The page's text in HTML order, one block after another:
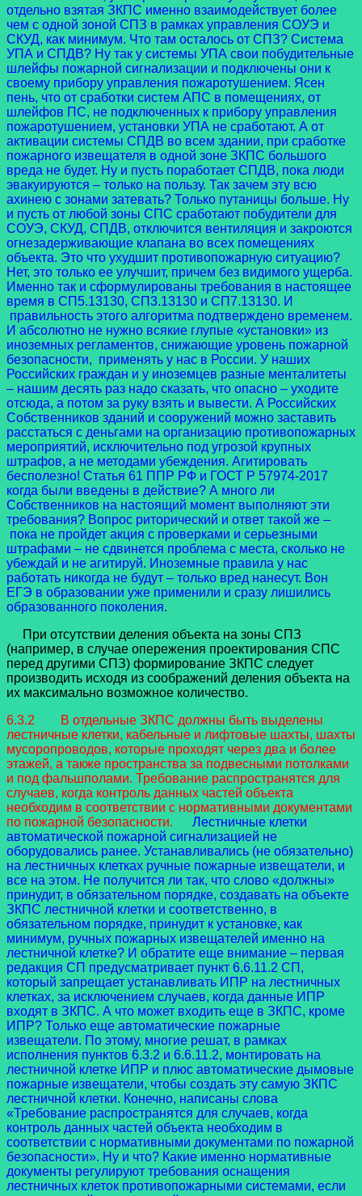
отдельно взятая ЗКПС именно взаимодействует более
чем с одной зоной СПЗ в рамках управления СОУЭ и
СКУД, как минимум. Что там осталось от СПЗ? Система
УПА и СПДВ? Ну так у системы УПА свои побудительные
шлейфы пожарной сигнализации и подключены они к
своему прибору управления пожаротушением. Ясен
пень, что от сработки систем АПС в помещениях, от
шлейфов ПС, не подключенных к прибору управления
пожаротушением, установки УПА не сработают. А от
активации системы СПДВ во всем здании, при сработке
пожарного извещателя в одной зоне ЗКПС большого
вреда не будет. Ну и пусть поработает СПДВ, пока люди
эвакуируются – только на пользу. Так зачем эту всю
ахинею с зонами затевать? Только путаницы больше. Ну
и пусть от любой зоны СПС сработают побудители для
СОУЭ, СКУД, СПДВ, отключится вентиляция и закроются
огнезадерживающие клапана во всех помещениях
объекта. Это что ухудшит противопожарную ситуацию?
Нет, это только ее улучшит, причем без видимого ущерба.
Именно так и сформулированы требования в настоящее
время в СП5.13130, СП3.13130 и СП7.13130. И
правильность этого алгоритма подтверждено временем.
И абсолютно не нужно всякие глупые «установки» из
иноземных регламентов, снижающие уровень пожарной
безопасности, применять у нас в России. У наших
Российских граждан и у иноземцев разные менталитеты
– нашим десять раз надо сказать, что опасно – уходите
отсюда, а потом за руку взять и вывести. А Российских
Собственников зданий и сооружений можно заставить
расстаться с деньгами на организацию противопожарных
мероприятий, исключительно под угрозой крупных
штрафов, а не методами убеждения. Агитировать
бесполезно! Статья 61 ППР РФ и ГОСТ Р 57974-2017
когда были введены в действие? А много ли
Собственников на настоящий момент выполняют эти
требования? Вопрос риторический и ответ такой же –
пока не пройдет акция с проверками и серьезными
штрафами – не сдвинется проблема с места, сколько не
убеждай и не агитируй. Иноземные правила у нас
работать никогда не будут – только вред нанесут. Вон
ЕГЭ в образовании уже применили и сразу лишились
образованного поколения.
При отсутствии деления объекта на зоны СПЗ
(например, в случае опережения проектирования СПС
перед другими СПЗ) формирование ЗКПС следует
производить исходя из соображений деления объекта на
их максимально возможное количество.
6.3.2 В отдельные ЗКПС должны быть выделены
лестничные клетки, кабельные и лифтовые шахты, шахты
мусоропроводов, которые проходят через два и более
этажей, а также пространства за подвесными потолками
и под фальшполами. Требование распространятся для
случаев, когда контроль данных частей объекта
необходим в соответствии с нормативными документами
по пожарной безопасности.
Лестничные клетки
автоматической пожарной сигнализацией не
оборудовались ранее. Устанавливались (не обязательно)
на лестничных клетках ручные пожарные извещатели, и
все на этом. Не получится ли так, что слово «должны»
принудит, в обязательном порядке, создавать на объекте
ЗКПС лестничной клетки и соответственно, в
обязательном порядке, принудит к установке, как
минимум, ручных пожарных извещателей именно на
лестничной клетке? И обратите еще внимание – первая
редакция СП предусматривает пункт 6.6.11.2 СП,
который запрещает устанавливать ИПР на лестничных
клетках, за исключением случаев, когда данные ИПР
входят в ЗКПС. А что может входить еще в ЗКПС, кроме
ИПР? Только еще автоматические пожарные
извещатели. По этому, многие решат, в рамках
исполнения пунктов 6.3.2 и 6.6.11.2, монтировать на
лестничной клетке ИПР и плюс автоматические дымовые
пожарные извещатели, чтобы создать эту самую ЗКПС
лестничной клетки. Конечно, написаны слова
«Требование распространятся для случаев, когда
контроль данных частей объекта необходим в
соответствии с нормативными документами по пожарной
безопасности». Ну и что? Какие именно нормативные
документы регулируют требования оснащения
лестничных клеток противопожарными системами, если